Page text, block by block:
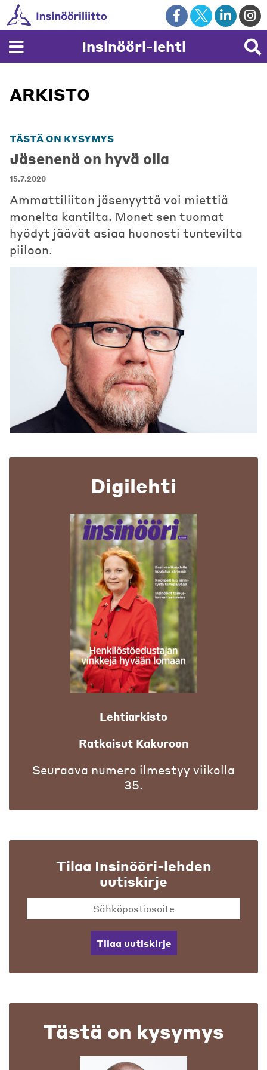
Skip
to
content
Insinööri-lehti
ARKISTO
TÄSTÄ ON KYSYMYS
Jäsenenä on hyvä olla
15.7.2020
Ammattiliiton jäsenyyttä voi miettiä
monelta kantilta. Monet sen tuomat
hyödyt jäävät asiaa huonosti tuntevilta
piiloon.
Digilehti
Lehtiarkisto
Ratkaisut Kakuroon
Seuraava numero ilmestyy viikolla
35.
Tilaa Insinööri-lehden
uutiskirje
Tilaa uutiskirje
Tästä on kysymys